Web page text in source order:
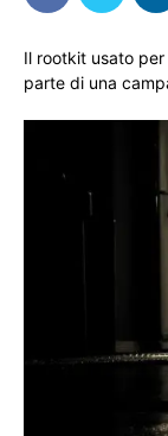
Il rootkit usato
parte di una